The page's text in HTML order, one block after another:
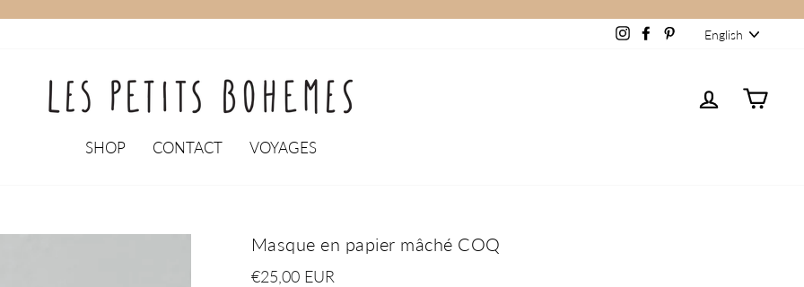
InstagramFacebookPinterestLanguage
English
Log in
SHOP CONTACT VOYAGES
Masque en papier mâché COQ
Regular
€25,00 EUR